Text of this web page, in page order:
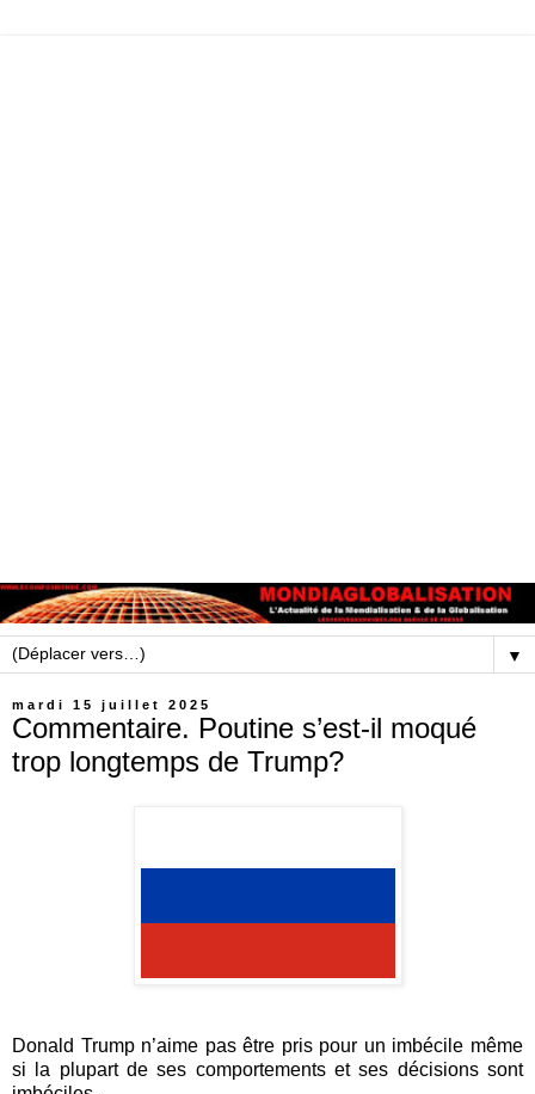
▼
mardi 15 juillet 2025
Commentaire. Poutine s’est-il moqué
trop longtemps de Trump?
Donald Trump n’aime pas être pris pour un imbécile même
si la plupart de ses comportements et ses décisions sont